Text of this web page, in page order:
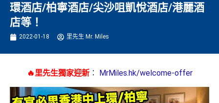
環酒店/柏寧酒店/尖沙咀凱悅酒店/港麗酒
店等！
2022-01-18 里先生 Mr. Miles
🔥里先生獨家迎新： MrMiles.hk/welcome-offer